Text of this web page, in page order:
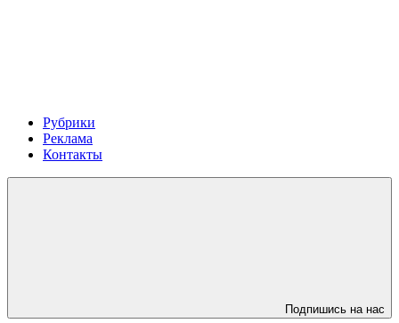
Рубрики
Реклама
Контакты
Подпишись на нас